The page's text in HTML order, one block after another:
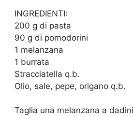
INGREDIENTI:
200 g di pasta
90 g di pomodorini
1 melanzana
1 burrata
Stracciatella q.b.
Olio, sale, pepe, origano q.b.
Taglia una melanzana a